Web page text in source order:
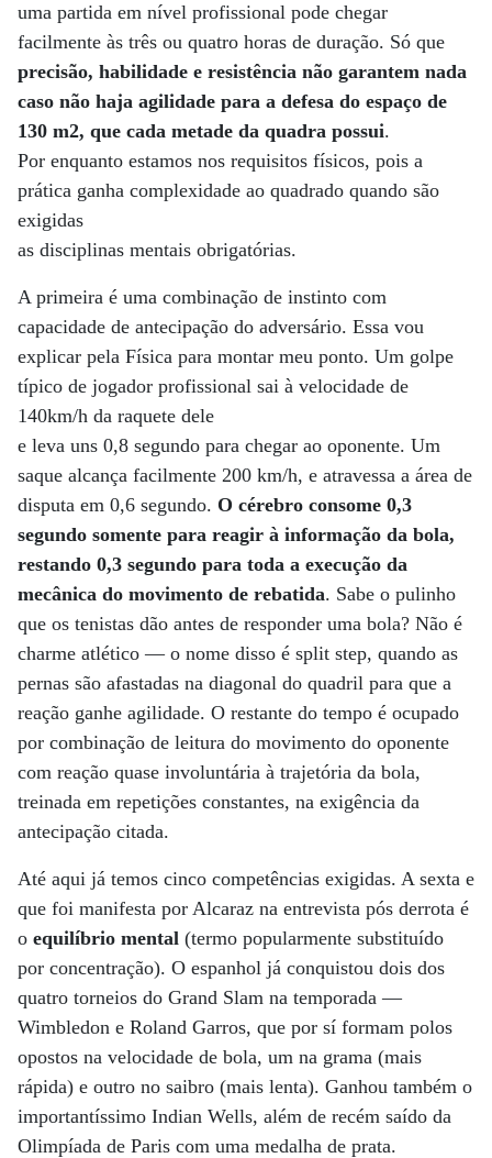
uma partida em nível profissional pode chegar
facilmente às três ou quatro horas de duração. Só que
precisão, habilidade e resistência não garantem nada
caso não haja agilidade para a defesa do espaço de
130 m2, que cada metade da quadra possui.
Por enquanto estamos nos requisitos físicos, pois a
prática ganha complexidade ao quadrado quando são
exigidas
as disciplinas mentais obrigatórias.
A primeira é uma combinação de instinto com
capacidade de antecipação do adversário. Essa vou
explicar pela Física para montar meu ponto. Um golpe
típico de jogador profissional sai à velocidade de
140km/h da raquete dele
e leva uns 0,8 segundo para chegar ao oponente. Um
saque alcança facilmente 200 km/h, e atravessa a área de
disputa em 0,6 segundo. O cérebro consome 0,3
segundo somente para reagir à informação da bola,
restando 0,3 segundo para toda a execução da
mecânica do movimento de rebatida. Sabe o pulinho
que os tenistas dão antes de responder uma bola? Não é
charme atlético — o nome disso é split step, quando as
pernas são afastadas na diagonal do quadril para que a
reação ganhe agilidade. O restante do tempo é ocupado
por combinação de leitura do movimento do oponente
com reação quase involuntária à trajetória da bola,
treinada em repetições constantes, na exigência da
antecipação citada.
Até aqui já temos cinco competências exigidas. A sexta e
que foi manifesta por Alcaraz na entrevista pós derrota é
o equilíbrio mental (termo popularmente substituído
por concentração). O espanhol já conquistou dois dos
quatro torneios do Grand Slam na temporada —
Wimbledon e Roland Garros, que por sí formam polos
opostos na velocidade de bola, um na grama (mais
rápida) e outro no saibro (mais lenta). Ganhou também o
importantíssimo Indian Wells, além de recém saído da
Olimpíada de Paris com uma medalha de prata.